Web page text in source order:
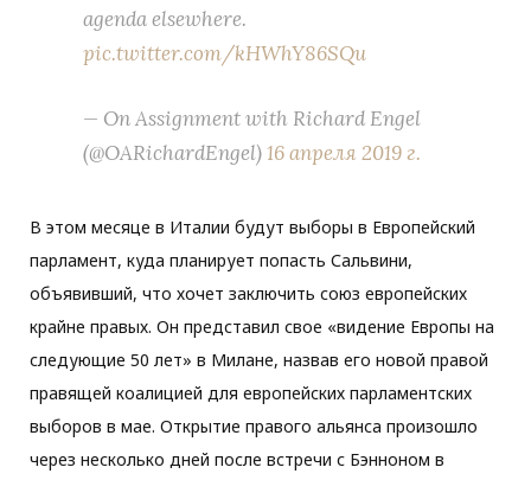
agenda elsewhere.
pic.twitter.com/kHWhY86SQu
— On Assignment with Richard Engel
(@OARichardEngel)16 апреля 2019 г.
В этом месяце в Италии будут выборы в Европейский
парламент, куда планирует попасть Сальвини,
объявивший, что хочет заключить союз европейских
крайне правых. Он представил свое «видение Европы на
следующие 50 лет» в Милане, назвав его новой правой
правящей коалицией для европейских парламентских
выборов в мае. Открытие правого альянса произошло
через несколько дней после встречи с Бэнноном в